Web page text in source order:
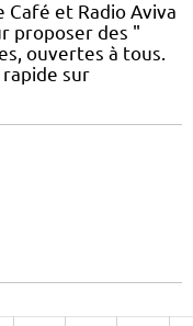
Café et Radio Aviva
proposer des "
ouvertes à tous.
sur